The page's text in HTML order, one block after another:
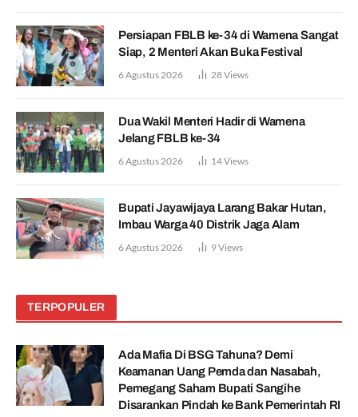
Persiapan FBLB ke-34 di Wamena Sangat
Siap, 2 Menteri Akan Buka Festival
6 Agustus 2026 28Views
Dua Wakil Menteri Hadir di Wamena
Jelang FBLB ke-34
6 Agustus 2026 14Views
Bupati Jayawijaya Larang Bakar Hutan,
Imbau Warga 40 Distrik Jaga Alam
6 Agustus 2026 9Views
TERPOPULER
Ada Mafia Di BSG Tahuna? Demi
Keamanan Uang Pemda dan Nasabah,
Pemegang Saham Bupati Sangihe
Disarankan Pindah ke Bank Pemerintah RI